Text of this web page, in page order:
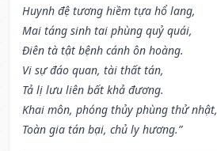
Huynh đệ tương hiềm tựa hổ lang,
Mai táng sinh tai phùng quỷ quái,
Điên tà tật bệnh cánh ôn hoàng.
Vi sự đáo quan, tài thất tán,
Tả lị lưu liên bất khả đương.
Khai môn, phóng thủy phùng thử nhật,
Toàn gia tán bại, chủ ly hương.”